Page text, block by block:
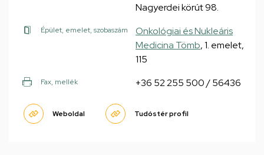
Nagyerdei körút 98.
Épület, emelet, szobaszám
Onkológiai és Nukleáris
Medicina Tömb, 1. emelet,
115
Fax, mellék +36 52 255 500 / 56436
Weboldal Tudóstér profil